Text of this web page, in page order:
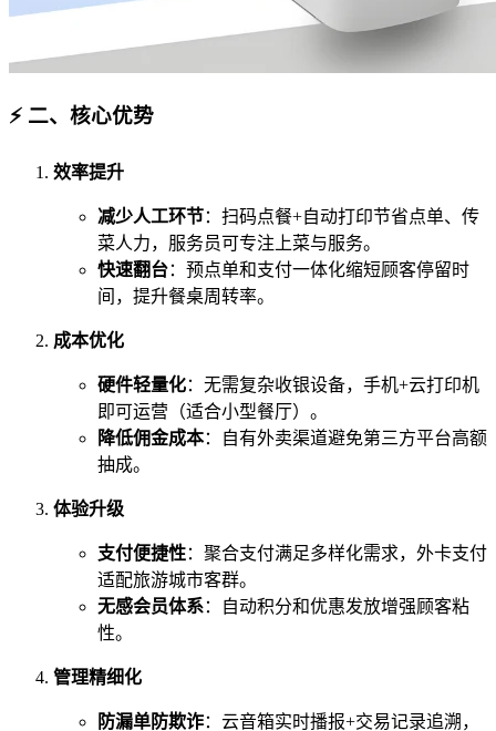
⚡ 二、核心优势
效率提升
减少人工环节：扫码点餐+自动打印节省点单、传
菜人力，服务员可专注上菜与服务。
快速翻台：预点单和支付一体化缩短顾客停留时
间，提升餐桌周转率。
成本优化
硬件轻量化：无需复杂收银设备，手机+云打印机
即可运营（适合小型餐厅）。
降低佣金成本：自有外卖渠道避免第三方平台高额
抽成。
体验升级
支付便捷性：聚合支付满足多样化需求，外卡支付
适配旅游城市客群。
无感会员体系：自动积分和优惠发放增强顾客粘
性。
管理精细化
防漏单防欺诈：云音箱实时播报+交易记录追溯，